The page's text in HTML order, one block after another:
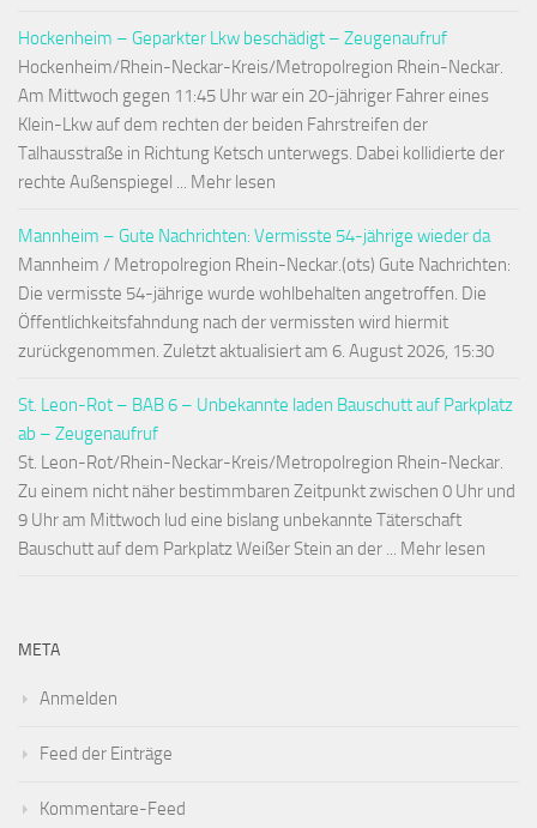
Hockenheim – Geparkter Lkw beschädigt – Zeugenaufruf
Hockenheim/Rhein-Neckar-Kreis/Metropolregion Rhein-Neckar.
Am Mittwoch gegen 11:45 Uhr war ein 20-jähriger Fahrer eines
Klein-Lkw auf dem rechten der beiden Fahrstreifen der
Talhausstraße in Richtung Ketsch unterwegs. Dabei kollidierte der
rechte Außenspiegel ... Mehr lesen
Mannheim – Gute Nachrichten: Vermisste 54-jährige wieder da
Mannheim / Metropolregion Rhein-Neckar.(ots) Gute Nachrichten:
Die vermisste 54-jährige wurde wohlbehalten angetroffen. Die
Öffentlichkeitsfahndung nach der vermissten wird hiermit
zurückgenommen. Zuletzt aktualisiert am 6. August 2026, 15:30
St. Leon-Rot – BAB 6 – Unbekannte laden Bauschutt auf Parkplatz
ab – Zeugenaufruf
St. Leon-Rot/Rhein-Neckar-Kreis/Metropolregion Rhein-Neckar.
Zu einem nicht näher bestimmbaren Zeitpunkt zwischen 0 Uhr und
9 Uhr am Mittwoch lud eine bislang unbekannte Täterschaft
Bauschutt auf dem Parkplatz Weißer Stein an der ... Mehr lesen
META
Anmelden
Feed der Einträge
Kommentare-Feed